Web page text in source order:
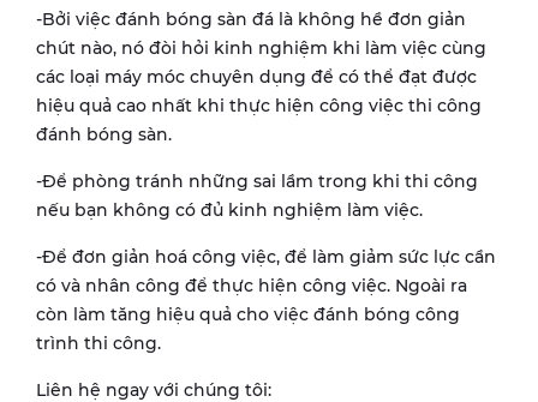
-Bởi việc đánh bóng sàn đá là không hề đơn giản
chút nào, nó đòi hỏi kinh nghiệm khi làm việc cùng
các loại máy móc chuyên dụng để có thể đạt được
hiệu quả cao nhất khi thực hiện công việc thi công
đánh bóng sàn.
-Để phòng tránh những sai lầm trong khi thi công
nếu bạn không có đủ kinh nghiệm làm việc.
-Để đơn giản hoá công việc, để làm giảm sức lực cần
có và nhân công để thực hiện công việc. Ngoài ra
còn làm tăng hiệu quả cho việc đánh bóng công
trình thi công.
Liên hệ ngay với chúng tôi: